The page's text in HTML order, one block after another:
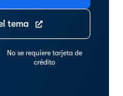
tema
No se requiere tarjeta de
crédito